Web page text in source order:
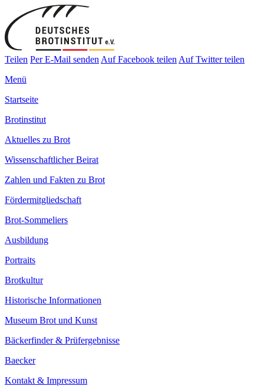
Teilen Per E-Mail senden Auf Facebook teilen Auf Twitter teilen
Menü
Startseite
Brotinstitut
Aktuelles zu Brot
Wissenschaftlicher Beirat
Zahlen und Fakten zu Brot
Fördermitgliedschaft
Brot-Sommeliers
Ausbildung
Portraits
Brotkultur
Historische Informationen
Museum Brot und Kunst
Bäckerfinder & Prüfergebnisse
Baecker
Kontakt & Impressum